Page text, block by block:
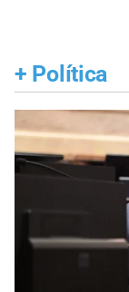
+ Política